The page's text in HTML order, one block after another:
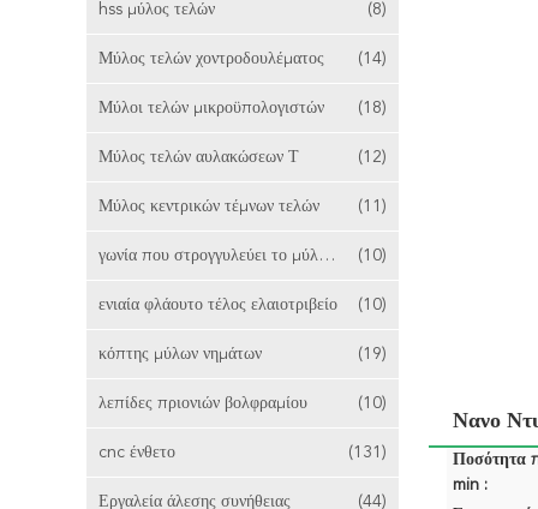
hss μύλος τελών (8)
Μύλος τελών χοντροδουλέματος (14)
Μύλοι τελών μικροϋπολογιστών (18)
Μύλος τελών αυλακώσεων Τ (12)
Μύλος κεντρικών τέμνων τελών (11)
γωνία που στρογγυλεύει το μύλο τελών (10)
ενιαία φλάουτο τέλος ελαιοτριβείο (10)
κόπτης μύλων νημάτων (19)
λεπίδες πριονιών βολφραμίου (10)
cnc ένθετο (131)
Εργαλεία άλεσης συνήθειας (44)
Νανο
Ποσότητα
min :